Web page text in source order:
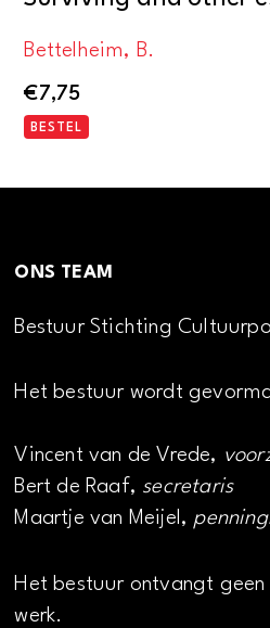
Bettelheim, B.
€7,75
BESTEL
ONS TEAM
Bestuur Stichting
Het bestuur wordt
Vincent van de Vrede,
Bert de Raaf, secretaris
Maartje van Meijel,
Het bestuur ontvangt
werk.